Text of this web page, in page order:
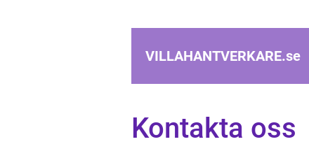
VILLAHANTVERKARE.se
Kontakta oss